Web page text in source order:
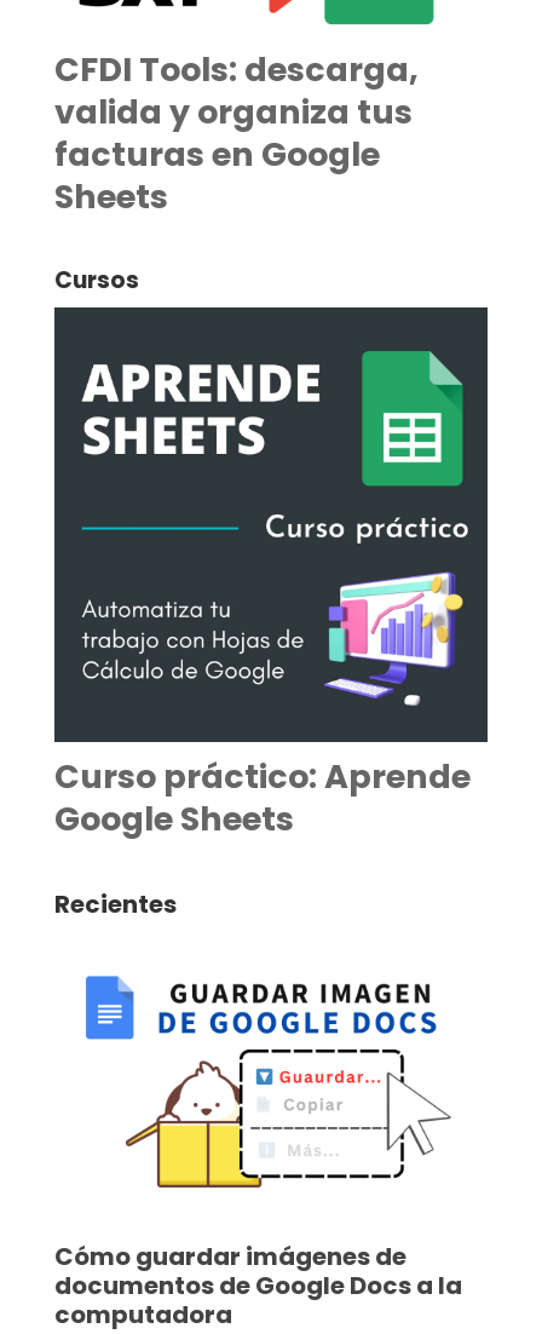
CFDI Tools: descarga,
valida y organiza tus
facturas en Google
Sheets
Cursos
Curso práctico: Aprende
Google Sheets
Recientes
Cómo guardar imágenes de
documentos de Google Docs a la
computadora